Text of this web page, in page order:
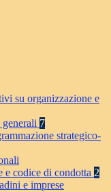
su organizzazione e
7
strategico-
e codice di condotta 2
e imprese